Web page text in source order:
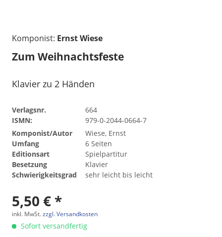
Komponist: Ernst Wiese
Zum Weihnachtsfeste
Klavier zu 2 Händen
Verlagsnr.
664
ISMN:
979-0-2044-0664-7
Komponist/Autor
Wiese, Ernst
Umfang
6 Seiten
Editionsart
Spielpartitur
Besetzung
Klavier
Schwierigkeitsgrad
sehr leicht bis leicht
5,50 € *
inkl. MwSt.zzgl. Versandkosten
Sofort versandfertig